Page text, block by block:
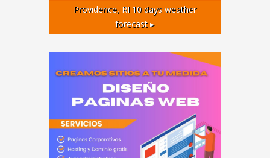
Providence, RI10 days weather
forecast ▸